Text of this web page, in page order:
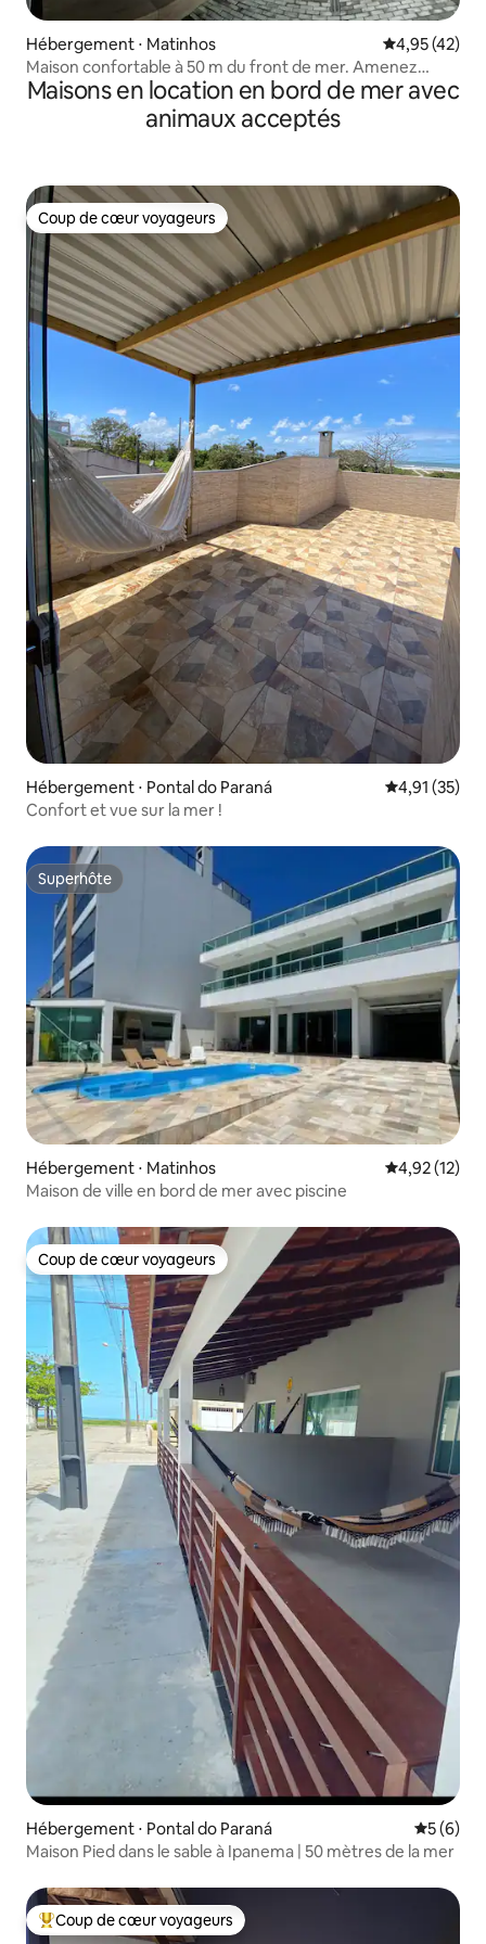
Hébergement ⋅ Matinhos Évaluation
4,95 (42)
Maison confortable à 50 m du front de mer. Amenez
votre animal de compagnie.
Maisons en location en bord de mer avec
animaux acceptés
Coup de cœur voyageurs
Coup de cœur voyageurs
Hébergement ⋅ Pontal do Paraná Évaluation
4,91 (35)
Confort et vue sur la mer !
Superhôte
Superhôte
Hébergement ⋅ Matinhos Évaluation
4,92 (12)
Maison de ville en bord de mer avec piscine
Coup de cœur voyageurs
Coup de cœur voyageurs
Hébergement ⋅ Pontal do Paraná
5 (6)
Maison Pied dans le sable à Ipanema | 50 mètres de la mer
Coups de cœur voyageurs les plus appréciés
Coup de cœur voyageurs